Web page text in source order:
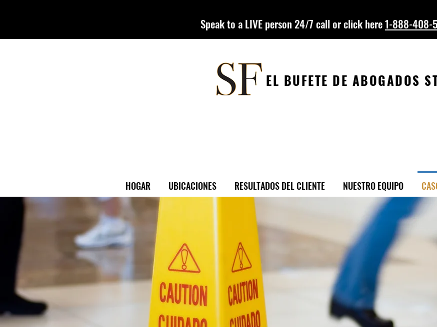
Speak to a LIVE person 24/7 call or click here1-888-408-
EL BUFETE DE ABOGADOS
HOGAR UBICACIONES RESULTADOS DEL CLIENTE NUESTRO EQUIPO